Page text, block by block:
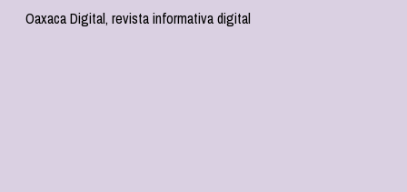
Oaxaca Digital, revista informativa digital